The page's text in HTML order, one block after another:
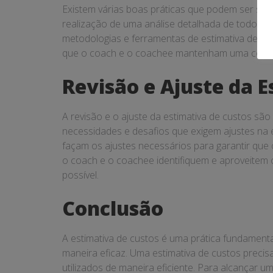
Existem várias boas práticas que podem ser
realização de uma análise detalhada de todos
metodologias e ferramentas de estimativa de
que o coach e o coachee mantenham uma
Revisão e Ajuste da
A revisão e o ajuste da estimativa de custos
necessidades e desafios que exigem ajustes
façam os ajustes necessários para garantir
o coach e o coachee identifiquem e
possível.
Conclusão
A estimativa de custos é uma prática
maneira eficaz. Uma estimativa de custos
utilizados de maneira eficiente. Para alcançar